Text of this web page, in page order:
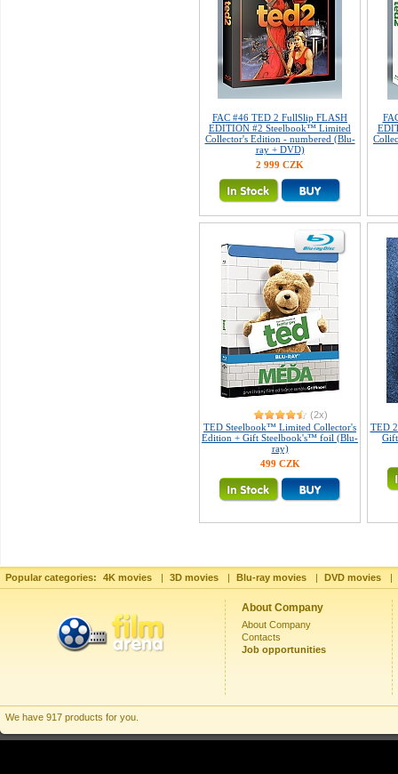
FAC #46 TED 2 FullSlip FLASH
EDITION #2 Steelbook™ Limited
Collector's Edition - numbered (Blu-
ray + DVD)
2 999 CZK
(2x)
TED Steelbook™ Limited Collector's
Edition + Gift Steelbook's™ foil (Blu-
ray)
499 CZK
TED
Popular categories: 4K movies | 3D movies | Blu-ray movies | DVD movies |
About Company
About Company
Contacts
Job opportunities
We have 917 products for you.